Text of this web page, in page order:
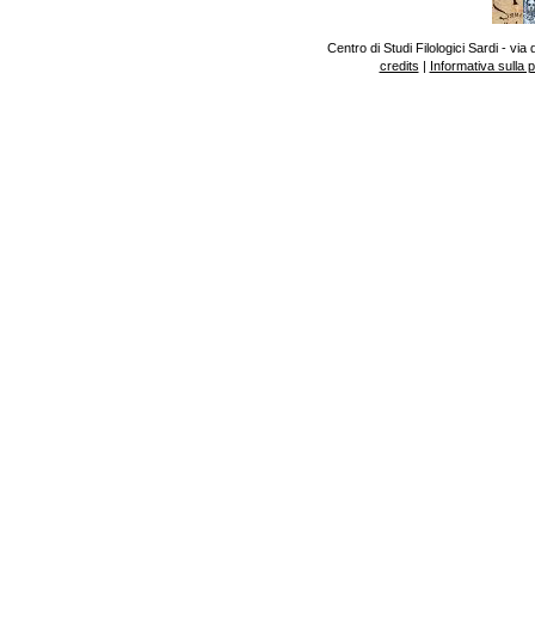
Centro di Studi Filologici Sardi - via
credits | Informativa sulla